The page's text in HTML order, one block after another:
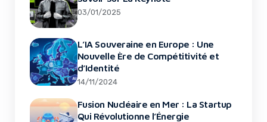
03/01/2025
L’IA Souveraine en Europe : Une
Nouvelle Ère de Compétitivité et
d’Identité
14/11/2024
Fusion Nucléaire en Mer : La Startup
Qui Révolutionne l’Énergie